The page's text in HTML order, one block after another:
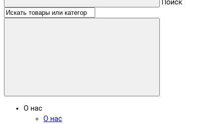
Поиск
О нас
О нас